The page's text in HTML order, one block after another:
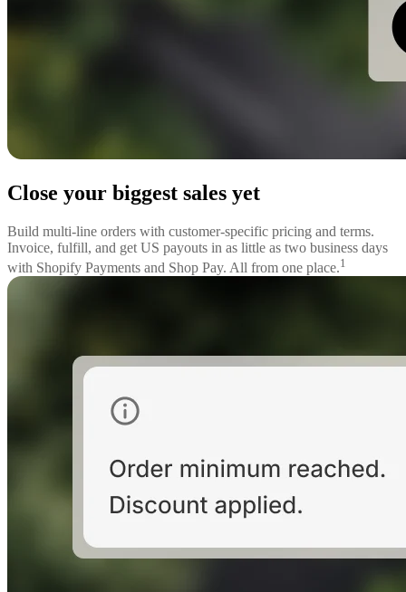
Close your biggest sales yet
Build multi-line orders with customer-specific pricing and terms.
Invoice, fulfill, and get US payouts in as little as two business days
with Shopify Payments and Shop Pay. All from one place.1